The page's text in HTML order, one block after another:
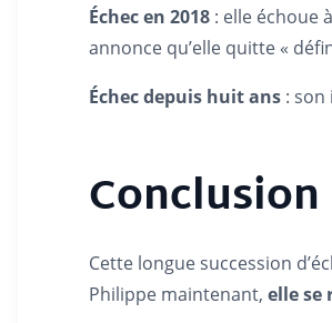
Échec en 2018 : elle échoue
annonce qu’elle quitte «
Échec depuis huit ans : son
Conclusion
Cette longue succession
Philippe maintenant, elle se